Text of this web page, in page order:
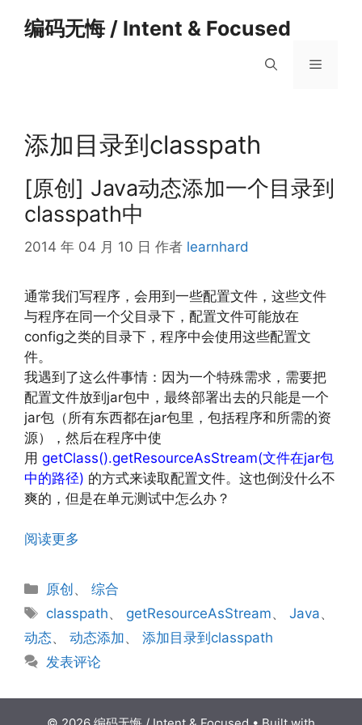
编码无悔 / Intent & Focused
菜
添加目录到classpath
[原创] Java动态添加一个目录到
classpath中
2014 年 04 月 10 日 作者 learnhard
通常我们写程序，会用到一些配置文件，这些文件
与程序在同一个父目录下，配置文件可能放在
config之类的目录下，程序中会使用这些配置文
件。
我遇到了这么件事情：因为一个特殊需求，需要把
配置文件放到jar包中，最终部署出去的只能是一个
jar包（所有东西都在jar包里，包括程序和所需的资
源），然后在程序中使
用 getClass().getResourceAsStream(文件在jar包
中的路径) 的方式来读取配置文件。这也倒没什么不
爽的，但是在单元测试中怎么办？
阅读更多
分
类
原创 、综合
标
签
classpath、 getResourceAsStream、Java、
动态、 动态添加、 添加目录到classpath
发表评论